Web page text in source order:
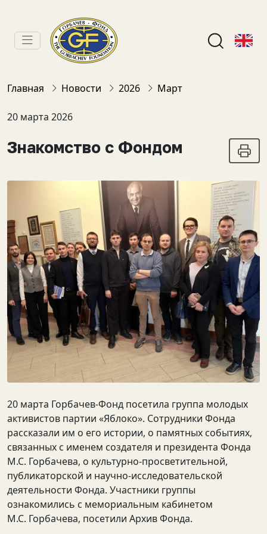
Главная Новости 2026 Март
20 марта 2026
Знакомство с Фондом
20 марта Горбачев-Фонд посетила группа молодых
активистов партии «Яблоко». Сотрудники Фонда
рассказали им о его истории, о памятных событиях,
связанных с именем создателя и президента Фонда
М.С. Горбачева, о культурно-просветительной,
публикаторской и научно-исследовательской
деятельности Фонда. Участники группы
ознакомились с мемориальным кабинетом
М.С. Горбачева, посетили Архив Фонда.